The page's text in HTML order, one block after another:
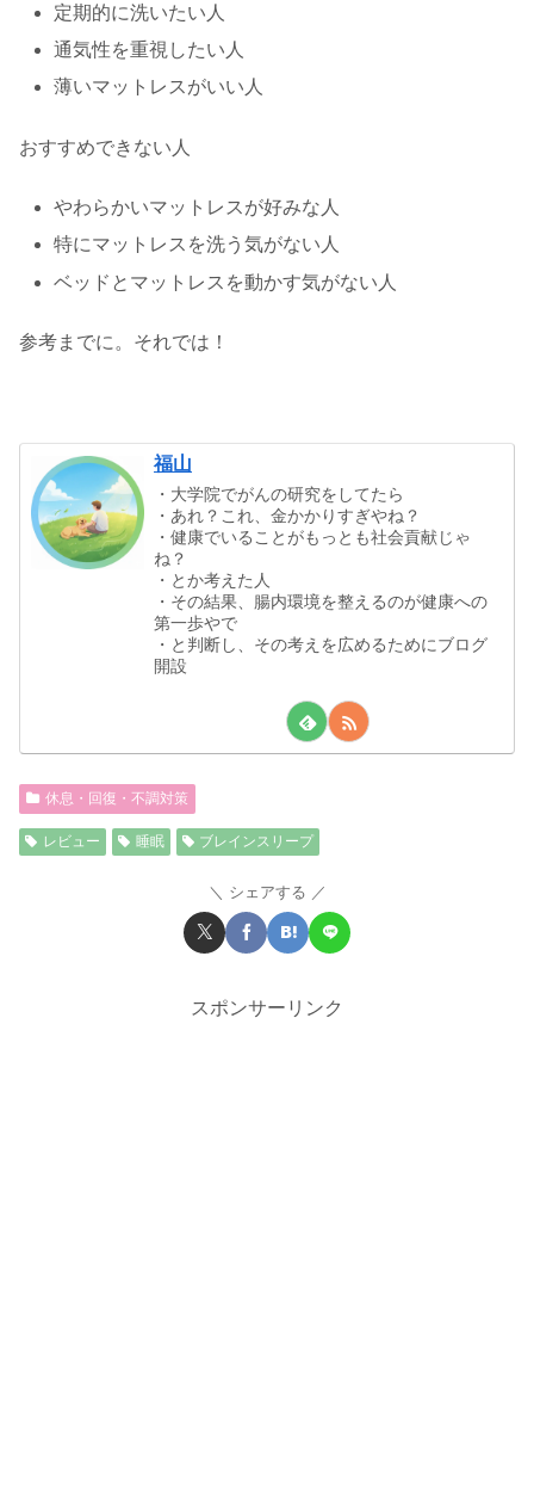
定期的に洗いたい人
通気性を重視したい人
薄いマットレスがいい人
おすすめできない人
やわらかいマットレスが好みな人
特にマットレスを洗う気がない人
ベッドとマットレスを動かす気がない人
参考までに。それでは！
福山
・大学院でがんの研究をしてたら
・あれ？これ、金かかりすぎやね？
・健康でいることがもっとも社会貢献じゃ
ね？
・とか考えた人
・その結果、腸内環境を整えるのが健康への
第一歩やで
・と判断し、その考えを広めるためにブログ
開設
休息・回復・不調対策
レビュー 睡眠 ブレインスリープ
シェアする
スポンサーリンク